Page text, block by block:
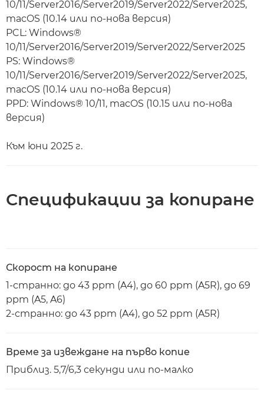
10/11/Server2016/Server2019/Server2022/Server2025,
macOS (10.14 или по-нова версия)
PCL: Windows®
10/11/Server2016/Server2019/Server2022/Server2025
PS: Windows®
10/11/Server2016/Server2019/Server2022/Server2025,
macOS (10.14 или по-нова версия)
PPD: Windows® 10/11, macOS (10.15 или по-нова
версия)
Към юни 2025 г.
Спецификации за копиране
Скорост на копиране
1-странно: до 43 ppm (A4), до 60 ppm (A5R), до 69
ppm (A5, A6)
2-странно: до 43 ppm (A4), до 52 ppm (A5R)
Време за извеждане на първо копие
Приблиз. 5,7/6,3 секунди или по-малко